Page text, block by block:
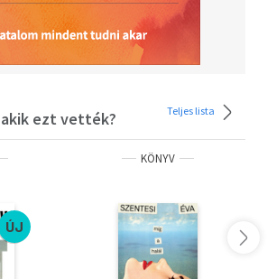
ezt vették? Teljes lista
ÚJ
KÖNYV